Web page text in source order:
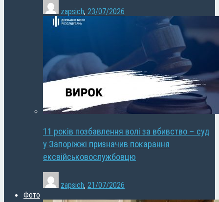
zapsich, 23/07/2026
11 років позбавлення волі за вбивство – суд
у Запоріжжі призначив покарання
ексвійськовослужбовцю
zapsich, 21/07/2026
Фото